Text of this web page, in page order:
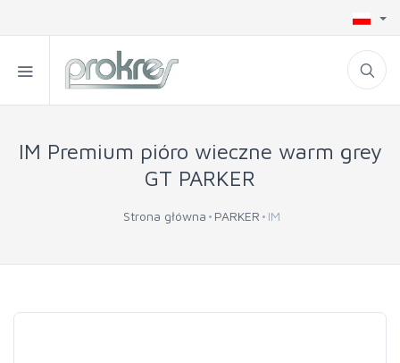
IM Premium pióro wieczne warm grey
GT PARKER
Strona główna PARKER IM